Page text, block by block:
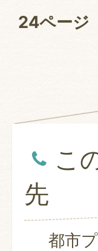
24ページ
こ
先
都市